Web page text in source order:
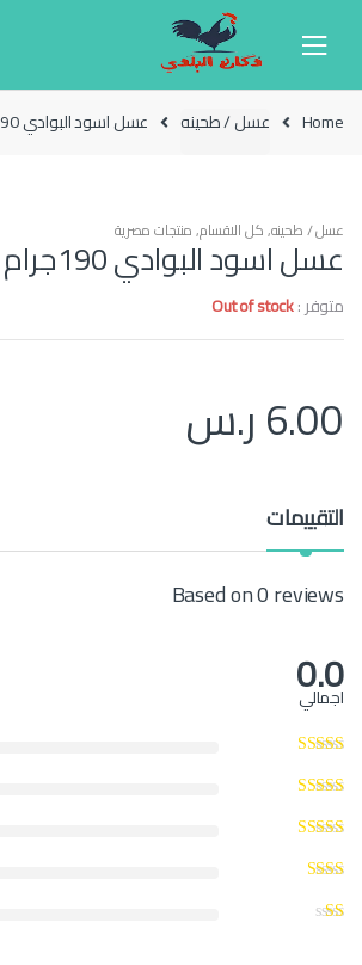
Home عسل / طحينه عسل اسود البوادي 190جرام
عسل / طحينه,كل الاقسام,منتجات مصرية
عسل اسود البوادي 190جرام
متوفر :Out of stock
6.00ر.س
التقييمات
Based on 0 reviews
0.0
اجمالي